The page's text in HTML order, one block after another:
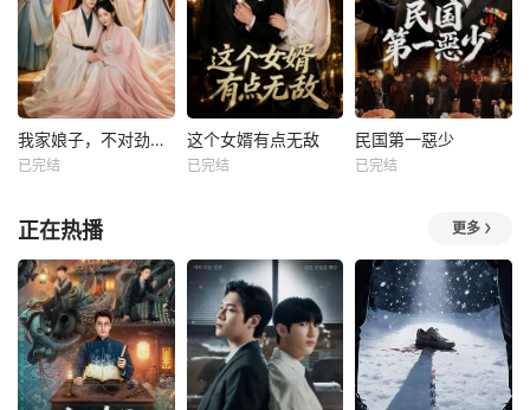
我家娘子，不对劲第四季
已完结
这个女婿有点无敌
已完结
民国第一惡少
已完结
正在热播 更多